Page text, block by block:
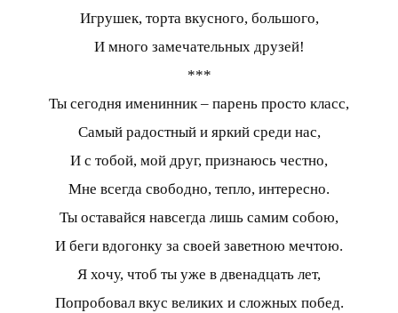
Игрушек, торта вкусного, большого,
И много замечательных друзей!
***
Ты сегодня именинник – парень просто класс,
Самый радостный и яркий среди нас,
И с тобой, мой друг, признаюсь честно,
Мне всегда свободно, тепло, интересно.
Ты оставайся навсегда лишь самим собою,
И беги вдогонку за своей заветною мечтою.
Я хочу, чтоб ты уже в двенадцать лет,
Попробовал вкус великих и сложных побед.